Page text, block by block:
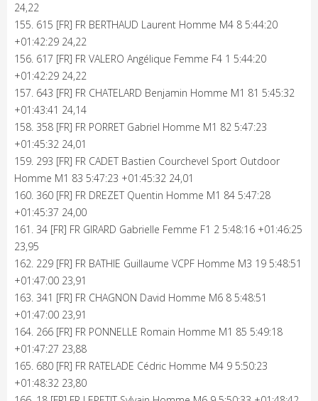
24,22
155. 615 [FR] FR BERTHAUD Laurent Homme M4 8 5:44:20
+01:42:29 24,22
156. 617 [FR] FR VALERO Angélique Femme F4 1 5:44:20
+01:42:29 24,22
157. 643 [FR] FR CHATELARD Benjamin Homme M1 81 5:45:32
+01:43:41 24,14
158. 358 [FR] FR PORRET Gabriel Homme M1 82 5:47:23
+01:45:32 24,01
159. 293 [FR] FR CADET Bastien Courchevel Sport Outdoor
Homme M1 83 5:47:23 +01:45:32 24,01
160. 360 [FR] FR DREZET Quentin Homme M1 84 5:47:28
+01:45:37 24,00
161. 34 [FR] FR GIRARD Gabrielle Femme F1 2 5:48:16 +01:46:25
23,95
162. 229 [FR] FR BATHIE Guillaume VCPF Homme M3 19 5:48:51
+01:47:00 23,91
163. 341 [FR] FR CHAGNON David Homme M6 8 5:48:51
+01:47:00 23,91
164. 266 [FR] FR PONNELLE Romain Homme M1 85 5:49:18
+01:47:27 23,88
165. 680 [FR] FR RATELADE Cédric Homme M4 9 5:50:23
+01:48:32 23,80